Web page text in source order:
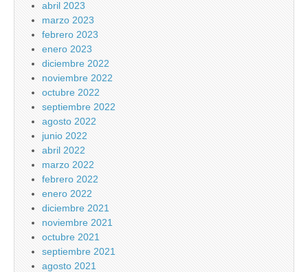
abril 2023
marzo 2023
febrero 2023
enero 2023
diciembre 2022
noviembre 2022
octubre 2022
septiembre 2022
agosto 2022
junio 2022
abril 2022
marzo 2022
febrero 2022
enero 2022
diciembre 2021
noviembre 2021
octubre 2021
septiembre 2021
agosto 2021